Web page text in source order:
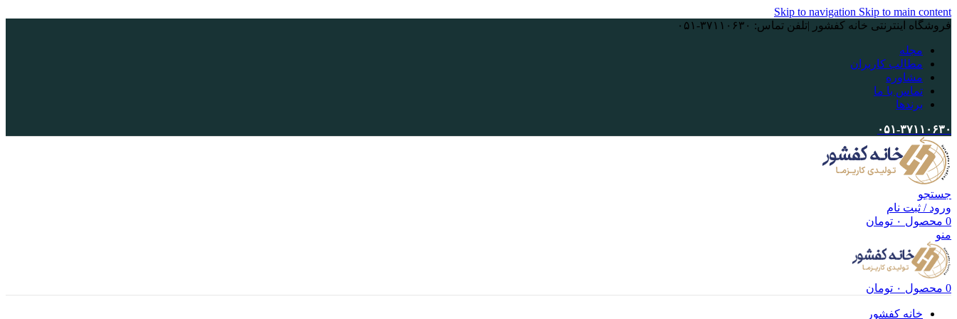
Skip to navigation Skip to main content
فروشگاه اینترنتی خانه کفشور |تلفن تماس: ۳۷۱۱۰۶۳۰-۰۵۱
مجله
مطالب کاربران
مشاوره
تماس با ما
برندها
۰۵۱-۳۷۱۱۰۶۳۰
جستجو
ورود / ثبت نام
0 محصول ۰ تومان
منو
0 محصول ۰ تومان
خانه کفشور